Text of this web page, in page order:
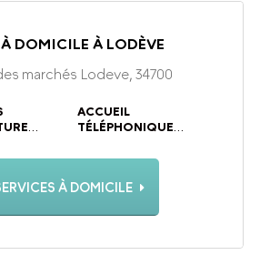
À DOMICILE À LODÈVE
marchés Lodeve, 34700
DE 09H00 À
ACCUEIL
TÉLÉPHONIQUE
VENDREDI DE 09H00 À
17H30
À DOMICILE